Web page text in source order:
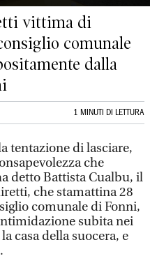
vittima di
comunale
dalla
1 MINUTI DI LETTURA
tentazione di lasciare,
che
detto Battista Cualbu, il
che stamattina 28
comunale di Fonni,
subita nei
casa della suocera, e